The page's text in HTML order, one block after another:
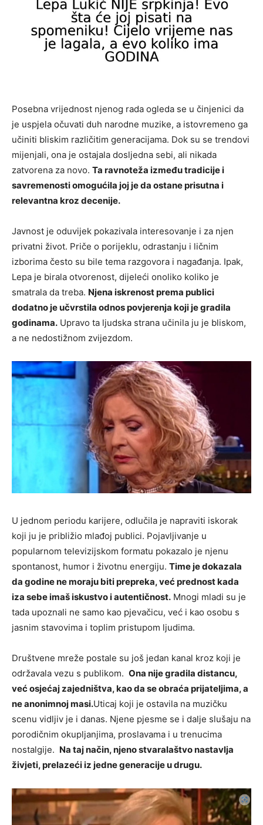
Posebna vrijednost njenog rada ogleda se u činjenici da
je uspjela očuvati duh narodne muzike, a istovremeno ga
učiniti bliskim različitim generacijama. Dok su se trendovi
mijenjali, ona je ostajala dosljedna sebi, ali nikada
zatvorena za novo. Ta ravnoteža između tradicije i
savremenosti omogućila joj je da ostane prisutna i
relevantna kroz decenije.
Javnost je oduvijek pokazivala interesovanje i za njen
privatni život. Priče o porijeklu, odrastanju i ličnim
izborima često su bile tema razgovora i nagađanja. Ipak,
Lepa je birala otvorenost, dijeleći onoliko koliko je
smatrala da treba. Njena iskrenost prema publici
dodatno je učvrstila odnos povjerenja koji je gradila
godinama. Upravo ta ljudska strana učinila ju je bliskom,
a ne nedostižnom zvijezdom.
U jednom periodu karijere, odlučila je napraviti iskorak
koji ju je približio mlađoj publici. Pojavljivanje u
popularnom televizijskom formatu pokazalo je njenu
spontanost, humor i životnu energiju. Time je dokazala
da godine ne moraju biti prepreka, već prednost kada
iza sebe imaš iskustvo i autentičnost. Mnogi mladi su je
tada upoznali ne samo kao pjevačicu, već i kao osobu s
jasnim stavovima i toplim pristupom ljudima.
Društvene mreže postale su još jedan kanal kroz koji je
održavala vezu s publikom. Ona nije gradila distancu,
već osjećaj zajedništva, kao da se obraća prijateljima, a
ne anonimnoj masi.Uticaj koji je ostavila na muzičku
scenu vidljiv je i danas. Njene pjesme se i dalje slušaju na
porodičnim okupljanjima, proslavama i u trenucima
nostalgije. Na taj način, njeno stvaralaštvo nastavlja
živjeti, prelazeći iz jedne generacije u drugu.